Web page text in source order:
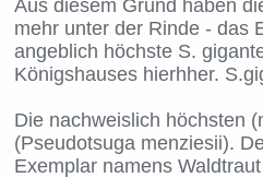
Aus diesem Grund haben
mehr unter der Rinde - das
angeblich höchste S.
Königshauses hierhher.
Die nachweislich höchsten
(Pseudotsuga menziesii).
Exemplar namens